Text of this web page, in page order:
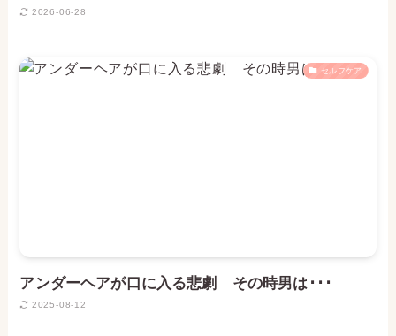
2026-06-28
セルフケア
アンダーヘアが口に入る悲劇 その時男は･･･
2025-08-12